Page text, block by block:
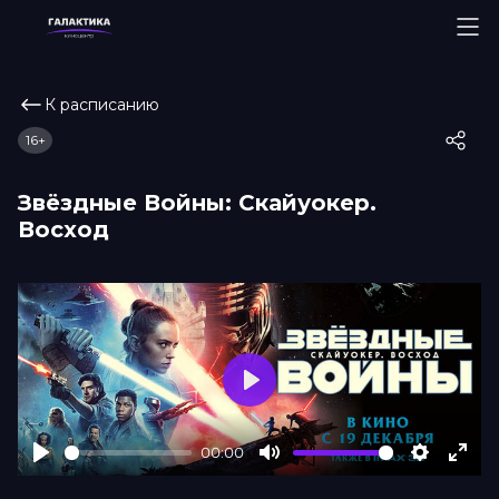
К расписанию
Звёздные Войны: Скайуокер.
Восход
16+
Play
00:00
Mute Settings
Play